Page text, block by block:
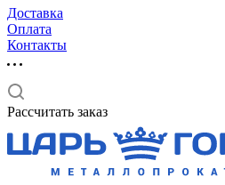
Доставка
Оплата
Контакты
Рассчитать заказ